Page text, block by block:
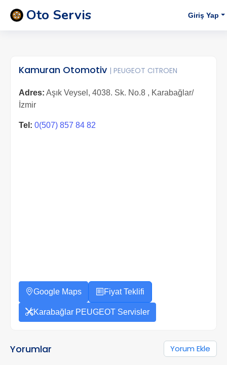
Oto Servis Giriş Yap
Kamuran Otomotiv | PEUGEOT CITROEN
Adres: Aşık Veysel, 4038. Sk. No.8 , Karabağlar/
İzmir
Tel: 0(507) 857 84 82
Google Maps Fiyat Teklifi
Karabağlar PEUGEOT Servisler
Yorumlar Yorum Ekle